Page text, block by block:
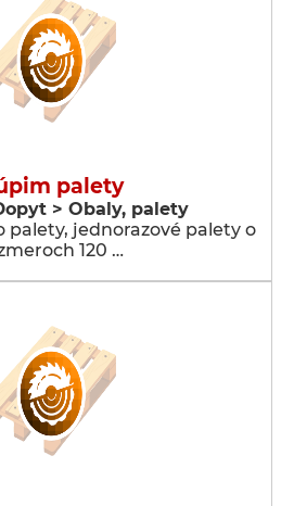
palety
> Obaly, palety
palety, jednorazové palety o
120 …